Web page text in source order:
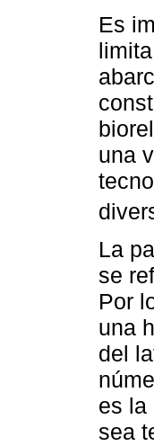
Es
una
La
se
Por
una
del
es la
sea